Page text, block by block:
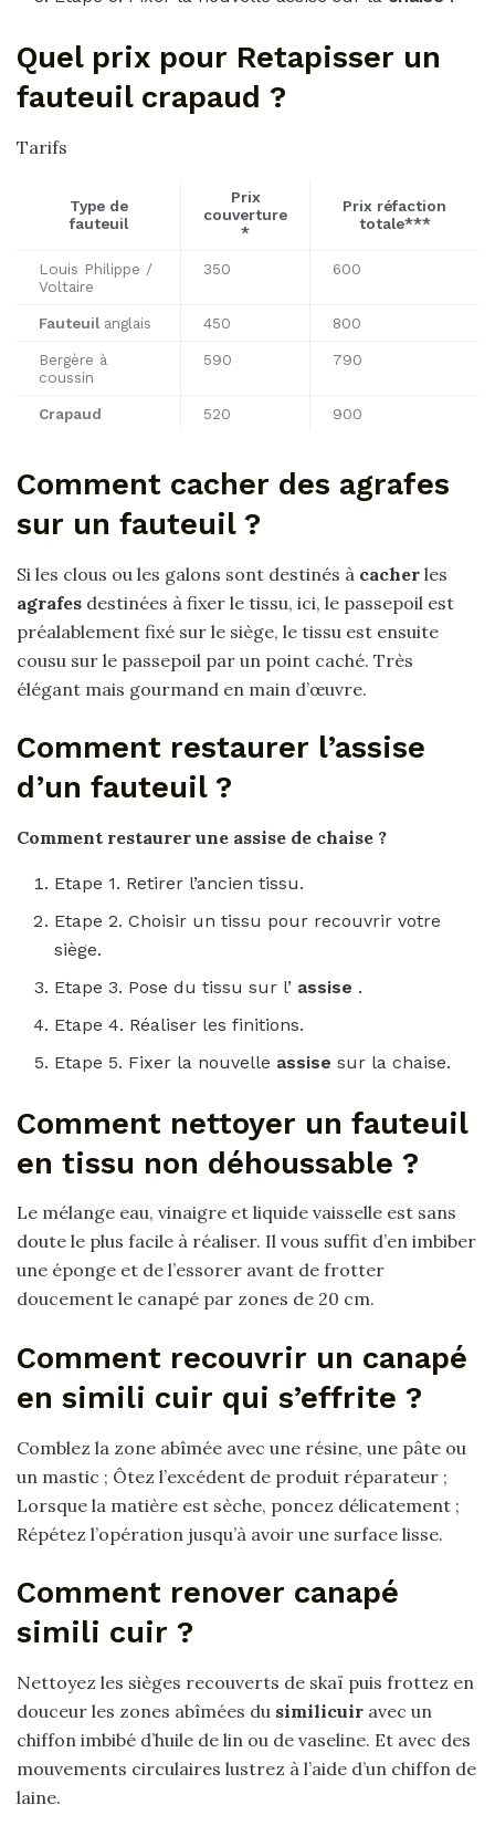
Quel prix pour Retapisser un
fauteuil crapaud ?
Tarifs
Type de
fauteuil
Prix
couverture
*
Prix réfaction
totale***
Louis Philippe /
Voltaire
350 600
Fauteuil anglais 450 800
Bergère à
coussin
590 790
Crapaud 520 900
Comment cacher des agrafes
sur un fauteuil ?
Si les clous ou les galons sont destinés à cacher les
agrafes destinées à fixer le tissu, ici, le passepoil est
préalablement fixé sur le siège, le tissu est ensuite
cousu sur le passepoil par un point caché. Très
élégant mais gourmand en main d’œuvre.
Comment restaurer l’assise
d’un fauteuil ?
Comment restaurer une assise de chaise ?
Etape 1. Retirer l’ancien tissu.
Etape 2. Choisir un tissu pour recouvrir votre
siège.
Etape 3. Pose du tissu sur l’ assise .
Etape 4. Réaliser les finitions.
Etape 5. Fixer la nouvelle assisesur la chaise.
Comment nettoyer un fauteuil
en tissu non déhoussable ?
Le mélange eau, vinaigre et liquide vaisselle est sans
doute le plus facile à réaliser. Il vous suffit d’en imbiber
une éponge et de l’essorer avant de frotter
doucement le canapé par zones de 20 cm.
Comment recouvrir un canapé
en simili cuir qui s’effrite ?
Comblez la zone abîmée avec une résine, une pâte ou
un mastic ; Ôtez l’excédent de produit réparateur ;
Lorsque la matière est sèche, poncez délicatement ;
Répétez l’opération jusqu’à avoir une surface lisse.
Comment renover canapé
simili cuir ?
Nettoyez les sièges recouverts de skaï puis frottez en
douceur les zones abîmées du similicuir avec un
chiffon imbibé d’huile de lin ou de vaseline. Et avec des
mouvements circulaires lustrez à l’aide d’un chiffon de
laine.